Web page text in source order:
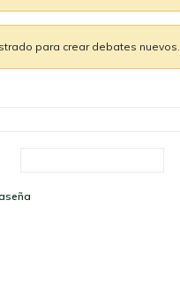
para crear debates nuevos.